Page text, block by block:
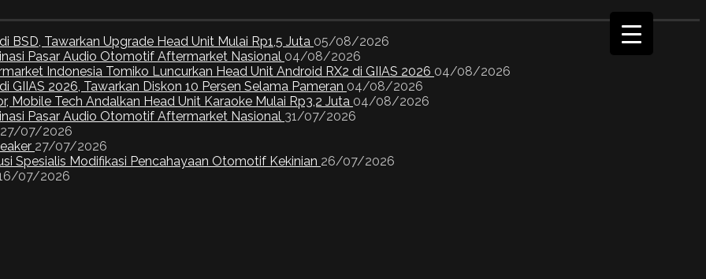
Tawarkan Upgrade Head Unit Mulai Rp1,5 Juta 05/08/2026
Pasar Audio Otomotif Aftermarket Nasional 04/08/2026
Indonesia Tomiko Luncurkan Head Unit Android RX2 di GIIAS 2026 04/08/2026
2026, Tawarkan Diskon 10 Persen Selama Pameran 04/08/2026
Mobile Tech Andalkan Head Unit Karaoke Mulai Rp3,2 Juta 04/08/2026
Pasar Audio Otomotif Aftermarket Nasional 31/07/2026
27/07/2026
27/07/2026
Spesialis Modifikasi Pencahayaan Otomotif Kekinian 26/07/2026
07/2026